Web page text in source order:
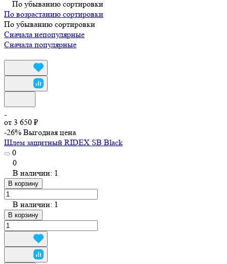
По убыванию сортировки
По возрастанию сортировки
По убыванию сортировки
Сначала непопулярные
Сначала популярные
от 3 650 ₽
-26% Выгодная цена
Шлем защитный RIDEX SB Black
0
0
В наличии: 1
В корзину
В наличии: 1
В корзину